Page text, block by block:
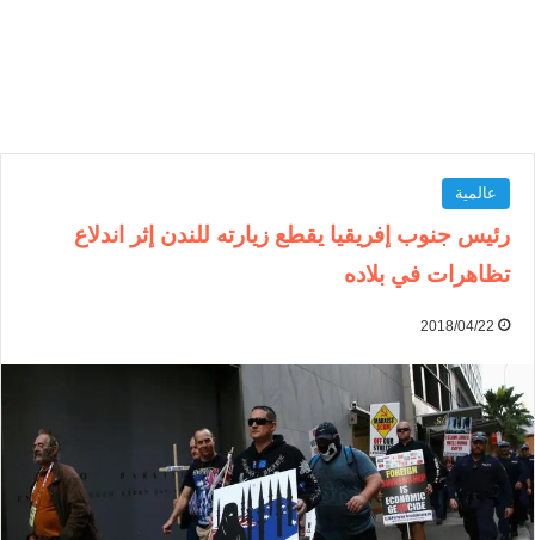
عالمية
رئيس جنوب إفريقيا يقطع زيارته للندن إثر اندلاع
تظاهرات في بلاده
2018/04/22